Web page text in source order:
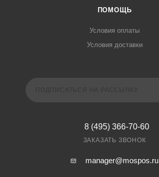
ПОМОЩЬ
Условия оплаты
Условия доставки
8 (495) 366-70-60
ЗАКАЗАТЬ ЗВОНОК
manager@mospos.ru